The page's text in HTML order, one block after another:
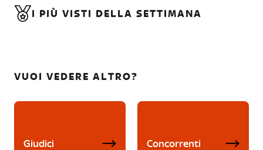
I PIÙ VISTI DELLA SETTIMANA
VUOI VEDERE ALTRO?
Giudici Concorrenti